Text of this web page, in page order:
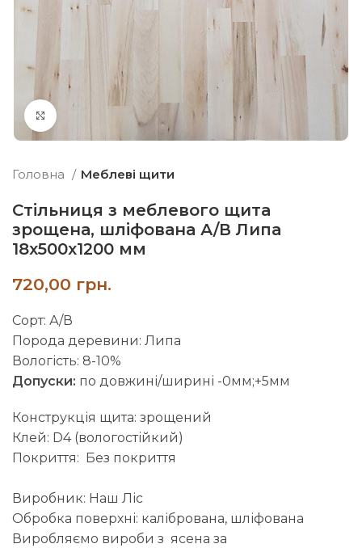
Натисніть, щоб збільшити
Головна Меблеві щити
Стільниця з меблевого щита
зрощена, шліфована А/В Липа
18х500х1200 мм
грн.
Сорт: А/В
Порода деревини: Липа
Вологість: 8-10%
Допуски: по довжині/ширині -0мм;+5мм
Конструкція щита: зрощений
Клей: D4 (вологостійкий)
Покриття: Без покриття
Виробник: Наш Ліс
Обробка поверхні: калібрована, шліфована
Виробляємо вироби з ясена за